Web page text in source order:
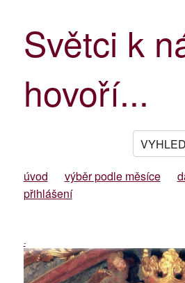
Světci k
hovoří...
úvod výběr podle měsíce
přihlášení
-